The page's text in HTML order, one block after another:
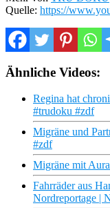
Quelle: https://
Ähnliche Videos:
Regina hat
#trudoku #zdf
Migräne und
#zdf
Migräne mit
Fahrräder aus
Nordreportage |